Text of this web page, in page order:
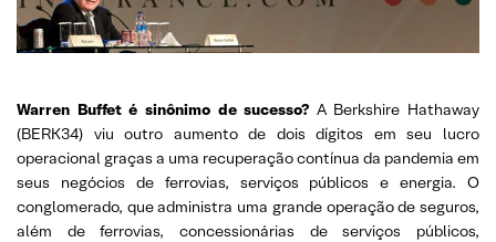
Warren Buffet é sinônimo de sucesso? A Berkshire Hathaway
(BERK34) viu outro aumento de dois dígitos em seu lucro
operacional graças a uma recuperação contínua da pandemia em
seus negócios de ferrovias, serviços públicos e energia. O
conglomerado, que administra uma grande operação de seguros,
além de ferrovias, concessionárias de serviços públicos,